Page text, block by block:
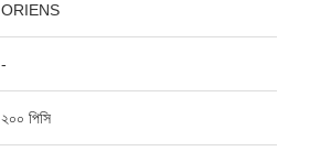
ORIENS
-
২০০ পিসি